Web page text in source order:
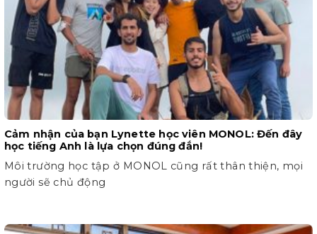
Cảm nhận của bạn Lynette học viên MONOL: Đến đây
học tiếng Anh là lựa chọn đúng đắn!
Môi trường học tập ở MONOL cũng rất thân thiện, mọi
người sẽ chủ động